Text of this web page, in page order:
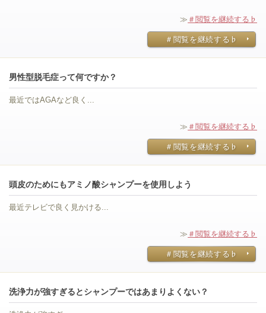
≫ ＃閲覧を継続する♭
＃閲覧を継続する♭
男性型脱毛症って何ですか？
最近ではAGAなど良く...
≫ ＃閲覧を継続する♭
＃閲覧を継続する♭
頭皮のためにもアミノ酸シャンプーを使用しよう
最近テレビで良く見かける...
≫ ＃閲覧を継続する♭
＃閲覧を継続する♭
洗浄力が強すぎるとシャンプーではあまりよくない？